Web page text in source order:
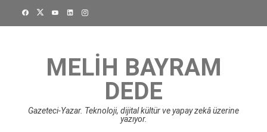
MELIH BAYRAM
DEDE
Gazeteci-Yazar. Teknoloji, dijital kültür ve yapay zekâ üzerine
yazıyor.